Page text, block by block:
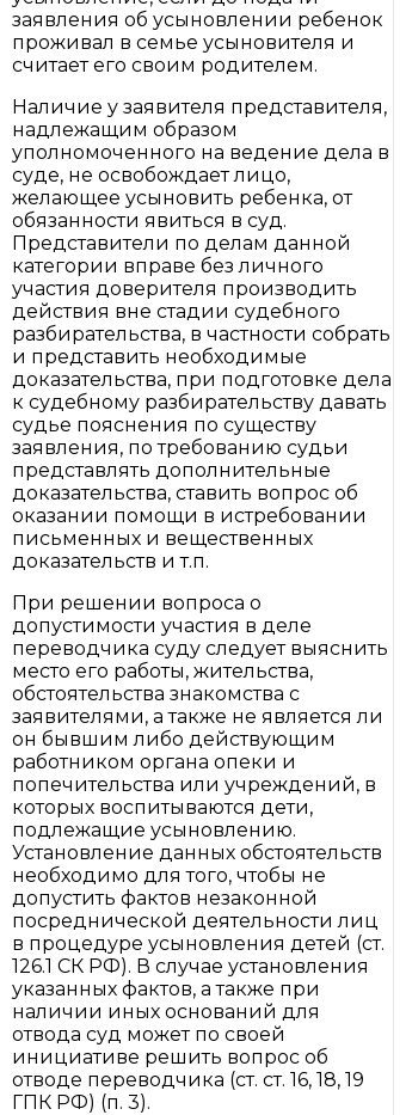
заявления об усыновлении ребенок
проживал в семье усыновителя и
считает его своим родителем.
Наличие у заявителя представителя,
надлежащим образом
уполномоченного на ведение дела в
суде, не освобождает лицо,
желающее усыновить ребенка, от
обязанности явиться в суд.
Представители по делам данной
категории вправе без личного
участия доверителя производить
действия вне стадии судебного
разбирательства, в частности собрать
и представить необходимые
доказательства, при подготовке дела
к судебному разбирательству давать
судье пояснения по существу
заявления, по требованию судьи
представлять дополнительные
доказательства, ставить вопрос об
оказании помощи в истребовании
письменных и вещественных
доказательств и т.п.
При решении вопроса о
допустимости участия в деле
переводчика суду следует выяснить
место его работы, жительства,
обстоятельства знакомства с
заявителями, а также не является ли
он бывшим либо действующим
работником органа опеки и
попечительства или учреждений, в
которых воспитываются дети,
подлежащие усыновлению.
Установление данных обстоятельств
необходимо для того, чтобы не
допустить фактов незаконной
посреднической деятельности лиц
в процедуре усыновления детей (ст.
126.1 СК РФ). В случае установления
указанных фактов, а также при
наличии иных оснований для
отвода суд может по своей
инициативе решить вопрос об
отводе переводчика (ст. ст. 16, 18, 19
ГПК РФ) (п. 3).